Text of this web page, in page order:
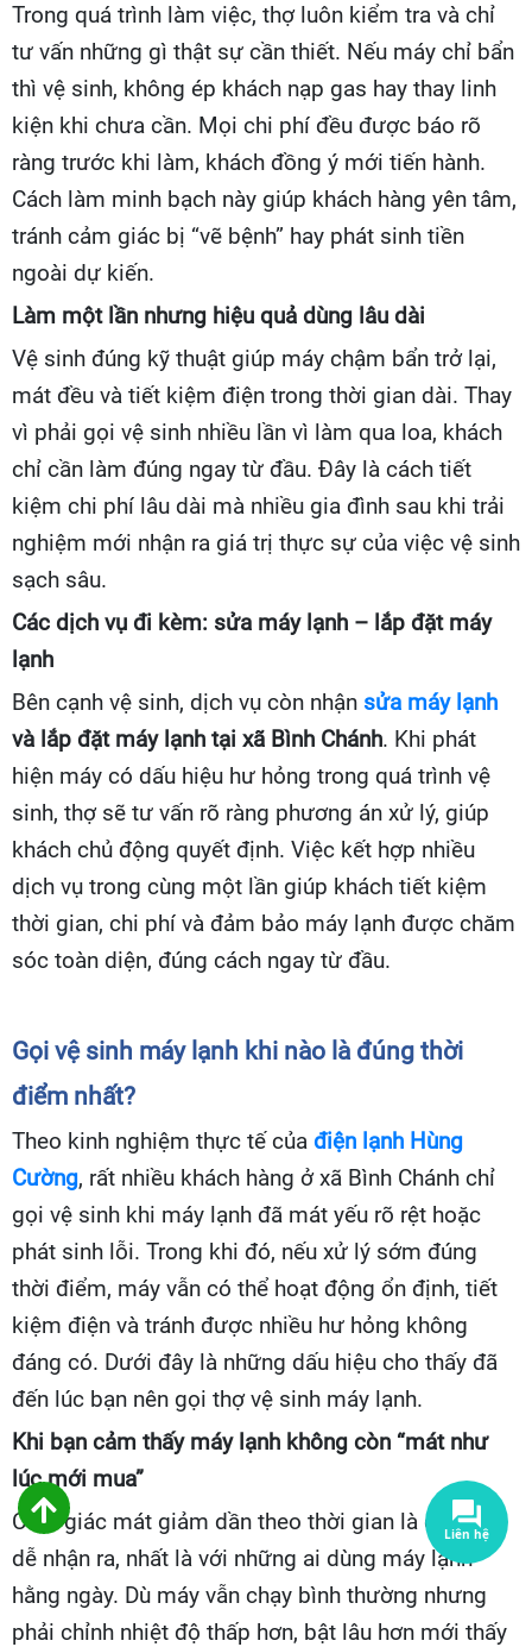
Trong quá trình làm việc, thợ luôn kiểm tra và chỉ
tư vấn những gì thật sự cần thiết. Nếu máy chỉ bẩn
thì vệ sinh, không ép khách nạp gas hay thay linh
kiện khi chưa cần. Mọi chi phí đều được báo rõ
ràng trước khi làm, khách đồng ý mới tiến hành.
Cách làm minh bạch này giúp khách hàng yên tâm,
tránh cảm giác bị “vẽ bệnh” hay phát sinh tiền
ngoài dự kiến.
Làm một lần nhưng hiệu quả dùng lâu dài
Vệ sinh đúng kỹ thuật giúp máy chậm bẩn trở lại,
mát đều và tiết kiệm điện trong thời gian dài. Thay
vì phải gọi vệ sinh nhiều lần vì làm qua loa, khách
chỉ cần làm đúng ngay từ đầu. Đây là cách tiết
kiệm chi phí lâu dài mà nhiều gia đình sau khi trải
nghiệm mới nhận ra giá trị thực sự của việc vệ sinh
sạch sâu.
Các dịch vụ đi kèm: sửa máy lạnh – lắp đặt máy
lạnh
Bên cạnh vệ sinh, dịch vụ còn nhận sửa máy lạnh
và lắp đặt máy lạnh tại xã Bình Chánh. Khi phát
hiện máy có dấu hiệu hư hỏng trong quá trình vệ
sinh, thợ sẽ tư vấn rõ ràng phương án xử lý, giúp
khách chủ động quyết định. Việc kết hợp nhiều
dịch vụ trong cùng một lần giúp khách tiết kiệm
thời gian, chi phí và đảm bảo máy lạnh được chăm
sóc toàn diện, đúng cách ngay từ đầu.
Gọi vệ sinh máy lạnh khi nào là đúng thời
điểm nhất?
Theo kinh nghiệm thực tế của điện lạnh Hùng
Cường, rất nhiều khách hàng ở xã Bình Chánh chỉ
gọi vệ sinh khi máy lạnh đã mát yếu rõ rệt hoặc
phát sinh lỗi. Trong khi đó, nếu xử lý sớm đúng
thời điểm, máy vẫn có thể hoạt động ổn định, tiết
kiệm điện và tránh được nhiều hư hỏng không
đáng có. Dưới đây là những dấu hiệu cho thấy đã
đến lúc bạn nên gọi thợ vệ sinh máy lạnh.
Khi bạn cảm thấy máy lạnh không còn “mát như
lúc mới mua”
Cảm giác mát giảm dần theo thời gian là điều rất
dễ nhận ra, nhất là với những ai dùng máy lạnh
hằng ngày. Dù máy vẫn chạy bình thường nhưng
phải chỉnh nhiệt độ thấp hơn, bật lâu hơn mới thấy